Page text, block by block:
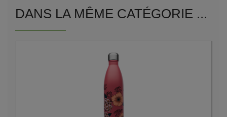
DANS LA MÊME CATÉGORIE ...